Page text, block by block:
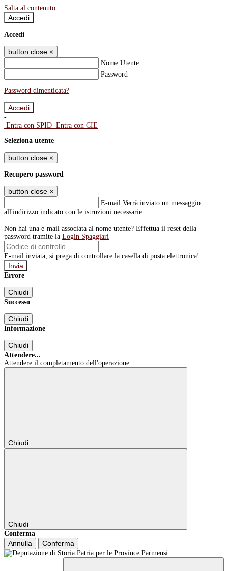
Salta al contenuto
Accedi
Accedi
button close ×
Nome Utente
Password
Password dimenticata?
-
Entra con SPID Entra con CIE
Seleziona utente
button close ×
Recupero password
button close ×
E-mail Verrà inviato un messaggio
all'indirizzo indicato con le istruzioni necessarie.
Non hai una e-mail associata al nome utente? Effettua il reset della
password tramite la Login Spaggiari
E-mail inviata, si prega di controllare la casella di posta elettronica!
Errore
Chiudi
Successo
Chiudi
Informazione
Chiudi
Attendere...
Attendere il completamento dell'operazione...
Chiudi
Chiudi
Conferma
Annulla Conferma